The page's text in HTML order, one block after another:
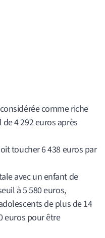
comme riche
4 292 euros après
toucher 6 438 euros par
avec un enfant de
à 5 580 euros,
de plus de 14
euros pour être